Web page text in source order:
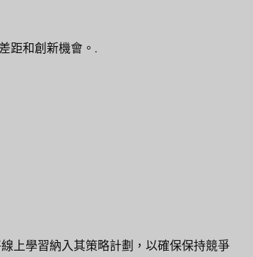
距和創新機會。.
上學習納入其策略計劃，以確保保持競爭